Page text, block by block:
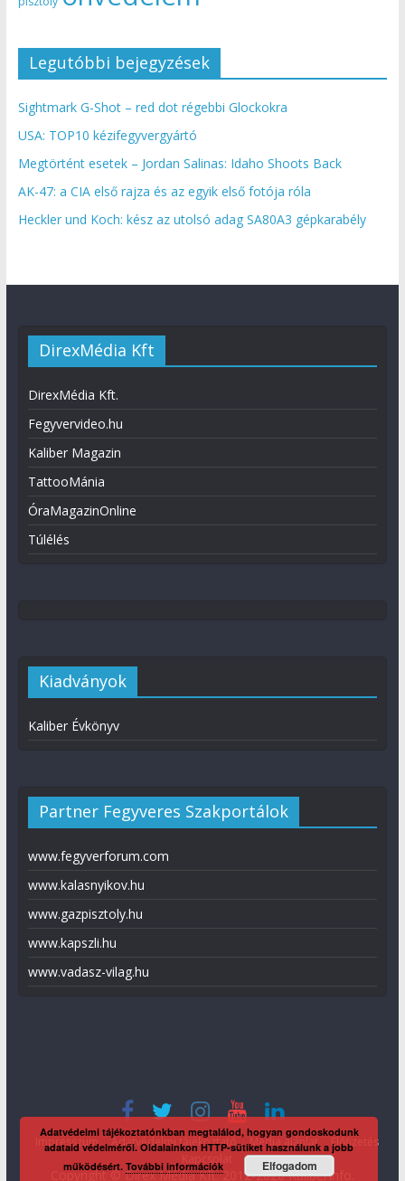
Legutóbbi bejegyzések
Sightmark G-Shot – red dot régebbi Glockokra
USA: TOP10 kézifegyvergyártó
Megtörtént esetek – Jordan Salinas: Idaho Shoots Back
AK-47: a CIA első rajza és az egyik első fotója róla
Heckler und Koch: kész az utolsó adag SA80A3 gépkarabély
DirexMédia Kft
DirexMédia Kft.
Fegyvervideo.hu
Kaliber Magazin
TattooMánia
ÓraMagazinOnline
Túlélés
Kiadványok
Kaliber Évkönyv
Partner Fegyveres Szakportálok
www.fegyverforum.com
www.kalasnyikov.hu
www.gazpisztoly.hu
www.kapszli.hu
www.vadasz-vilag.hu
Impresszum Adatvédelmi tájékoztató Média ajánlat
Előfizetés
Copyright © Direx Média Kft. 2012-2026KaliberInfo
Adatvédelmi tájékoztatónkban megtalálod, hogyan gondoskodunk
adataid védelméről. Oldalainkon HTTP-sütiket használunk a jobb
működésért.További információk Elfogadom